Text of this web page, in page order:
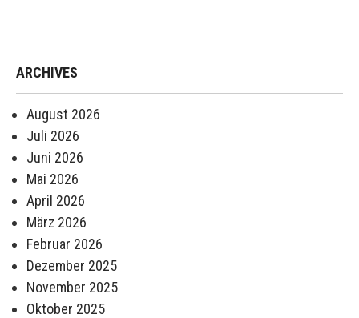
ARCHIVES
August 2026
Juli 2026
Juni 2026
Mai 2026
April 2026
März 2026
Februar 2026
Dezember 2025
November 2025
Oktober 2025